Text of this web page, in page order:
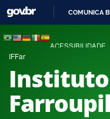
COMUNICA
ACESSIBILIDADE
IFFar
Instituto